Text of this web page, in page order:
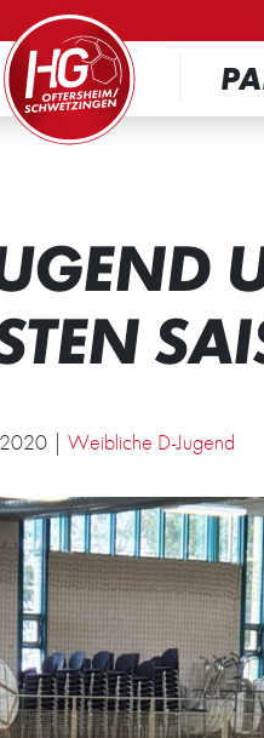
| Weibliche D-Jugend